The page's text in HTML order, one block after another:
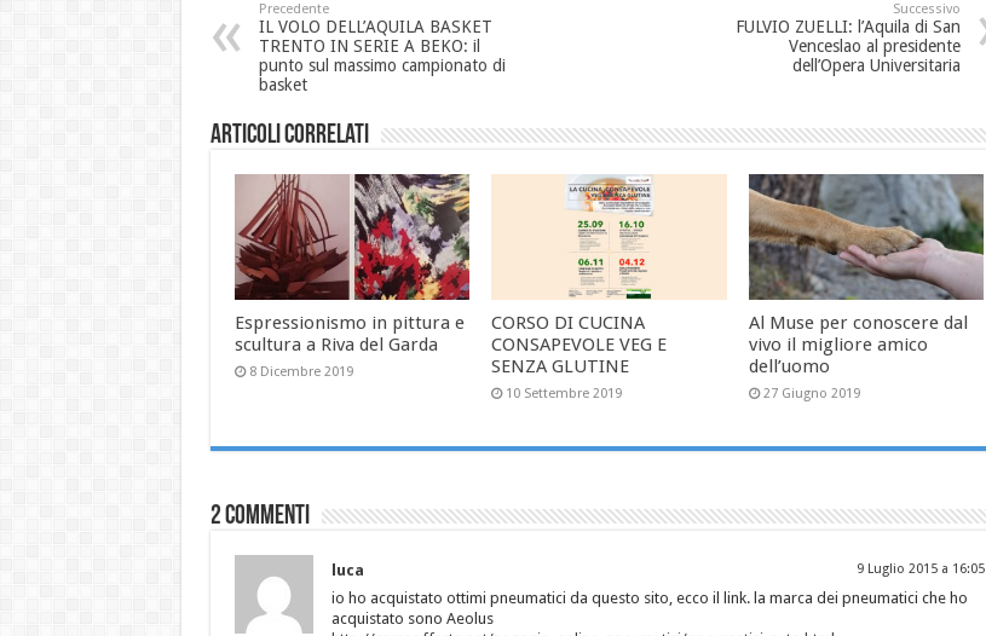
Precedente
IL VOLO DELL’AQUILA BASKET
TRENTO IN SERIE A BEKO: il
punto sul massimo campionato di
basket
Successivo
FULVIO ZUELLI: l’Aquila di San
Venceslao al presidente
dell’Opera Universitaria
Articoli correlati
Espressionismo in pittura e
scultura a Riva del Garda
8 Dicembre 2019
CORSO DI CUCINA
CONSAPEVOLE VEG E
SENZA GLUTINE
10 Settembre 2019
Al Muse per conoscere dal
vivo il migliore amico
dell’uomo
27 Giugno 2019
2 commenti
luca 9 Luglio 2015 a 16:05
io ho acquistato ottimi pneumatici da questo sito, ecco il link. la marca dei pneumatici che ho
acquistato sono Aeolus